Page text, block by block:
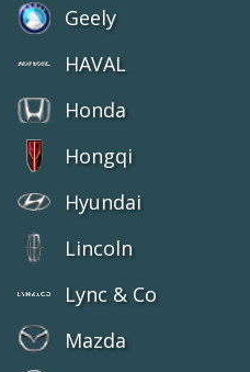
Geely
HAVAL
Honda
Hongqi
Hyundai
Lincoln
Lync & Co
Mazda